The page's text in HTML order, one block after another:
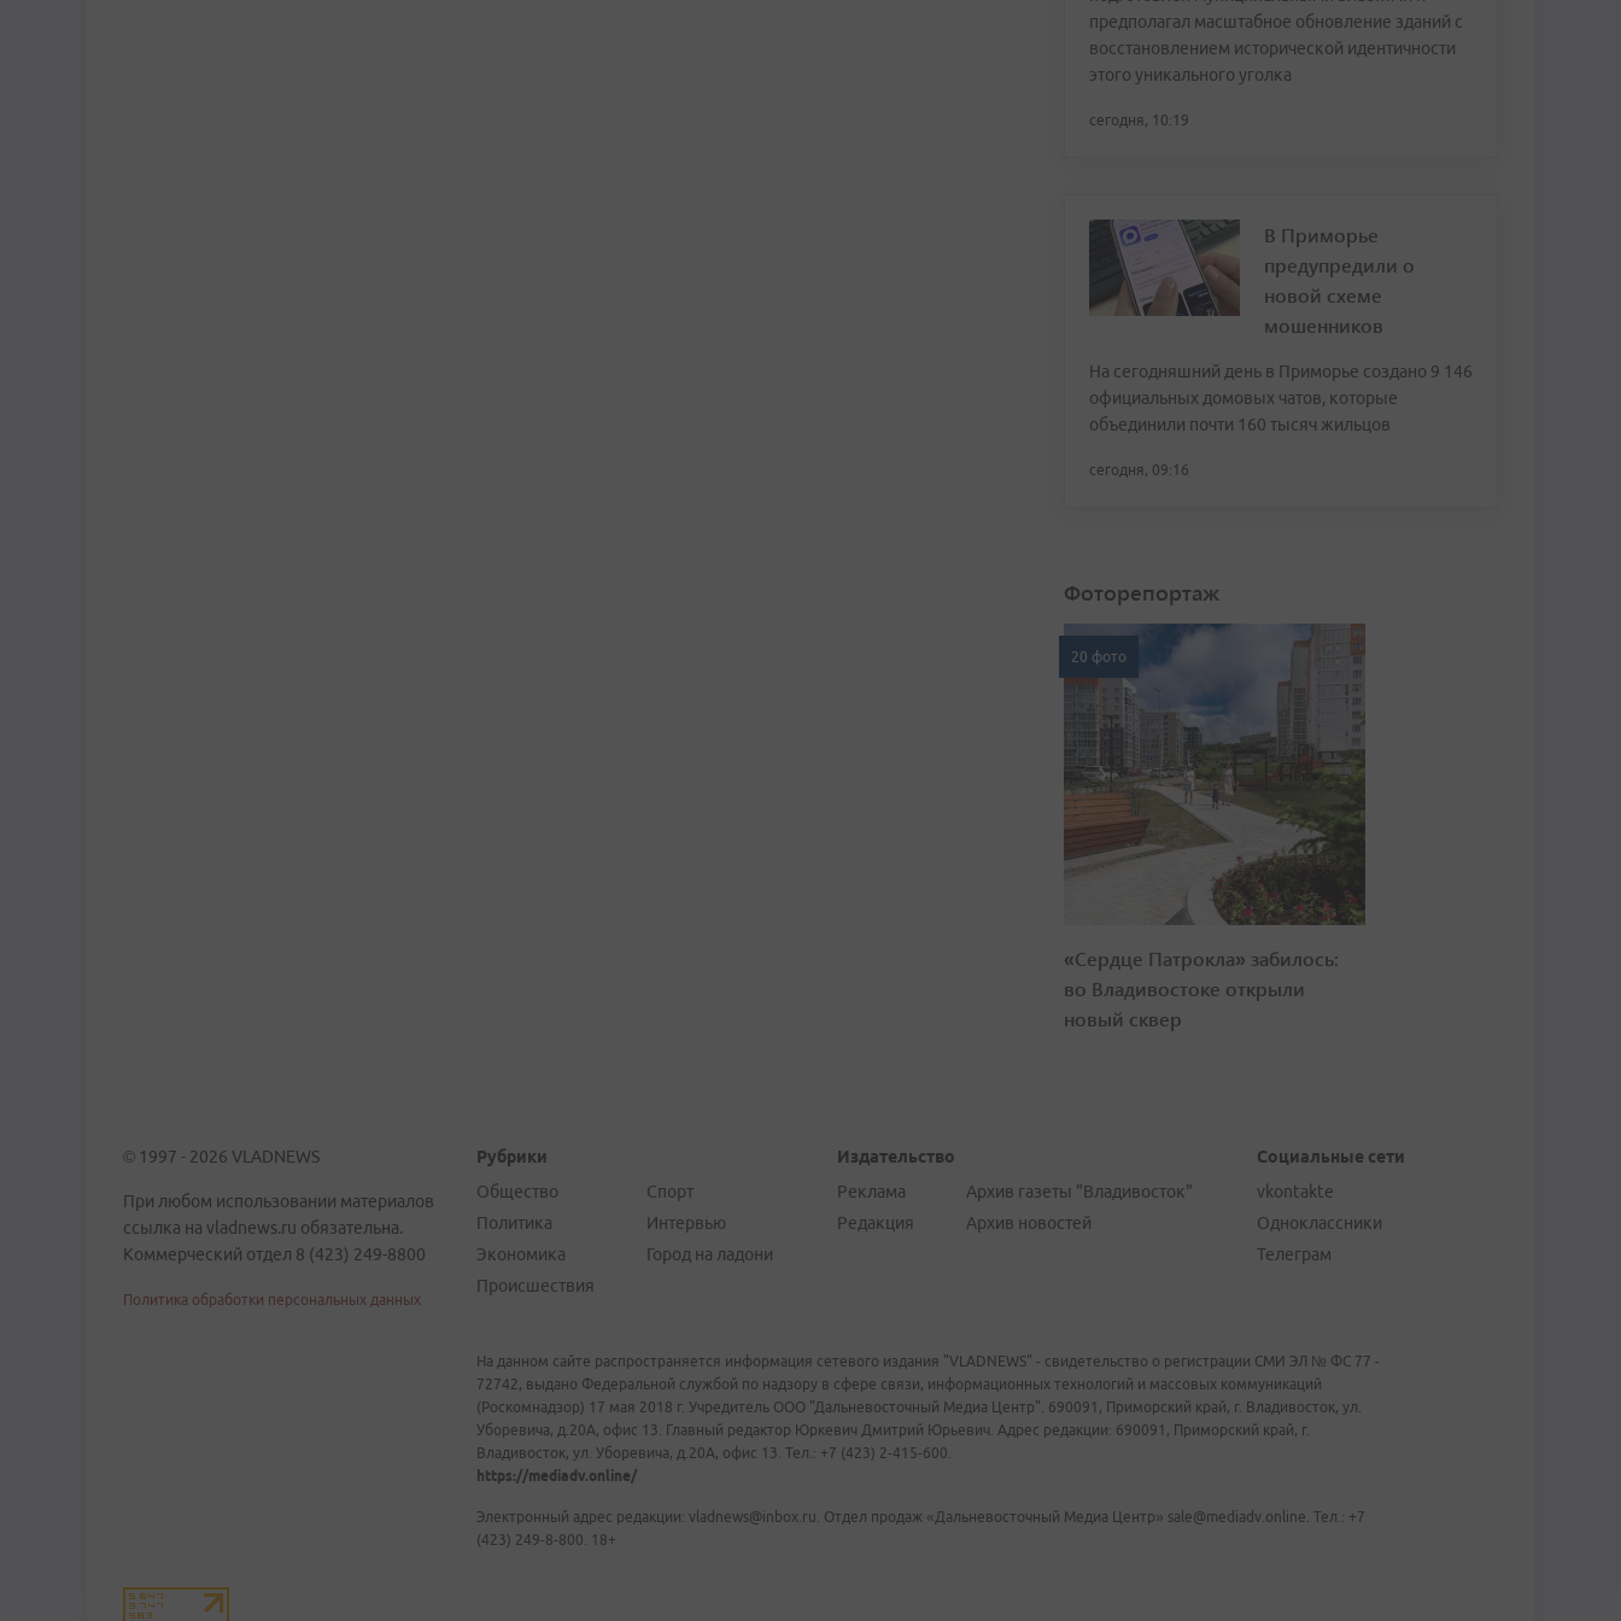
предполагал масштабное обновление зданий с
восстановлением исторической идентичности
этого уникального уголка
сегодня, 10:19
В Приморье
предупредили о
новой схеме
мошенников
На сегодняшний день в Приморье создано 9 146
официальных домовых чатов, которые
объединили почти 160 тысяч жильцов
сегодня, 09:16
Фоторепортаж
20 фото
«Сердце Патрокла» забилось:
во Владивостоке открыли
новый сквер
© 1997 - 2026 VLADNEWS
При любом использовании материалов
ссылка на vladnews.ru обязательна.
Коммерческий отдел 8 (423) 249-8800
Политика обработки персональных данных
Рубрики
Общество
Политика
Экономика
Происшествия
Спорт
Интервью
Город на ладони
Издательство
Реклама
Редакция
Архив газеты "Владивосток"
Архив новостей
Социальные сети
vkontakte
Одноклассники
Телеграм
На данном сайте распространяется информация сетевого издания "VLADNEWS" - свидетельство о регистрации СМИ ЭЛ № ФС 77 -
72742, выдано Федеральной службой по надзору в сфере связи, информационных технологий и массовых коммуникаций
(Роскомнадзор) 17 мая 2018 г. Учредитель ООО "Дальневосточный Медиа Центр". 690091, Приморский край, г. Владивосток, ул.
Уборевича, д.20А, офис 13. Главный редактор Юркевич Дмитрий Юрьевич. Адрес редакции: 690091, Приморский край, г.
Владивосток, ул. Уборевича, д.20А, офис 13. Тел.: +7 (423) 2-415-600.
https://mediadv.online/
Электронный адрес редакции: vladnews@inbox.ru. Отдел продаж «Дальневосточный Медиа Центр» sale@mediadv.online. Тел.: +7
(423) 249-8-800. 18+